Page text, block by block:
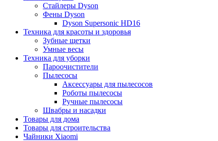
Стайлеры Dyson
Фены Dyson
Dyson Supersonic HD16
Техника для красоты и здоровья
Зубные щетки
Умные весы
Техника для уборки
Пароочистители
Пылесосы
Аксессуары для пылесосов
Роботы пылесосы
Ручные пылесосы
Швабры и насадки
Товары для дома
Товары для строительства
Чайники Xiaomi